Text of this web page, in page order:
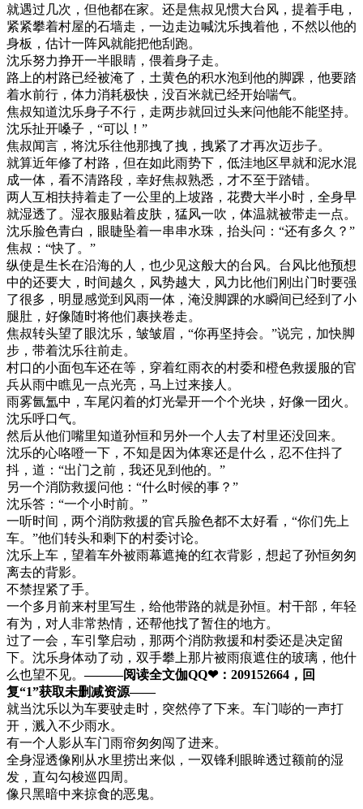
就遇过几次，但他都在家。还是焦叔见惯大台风，提着手电，
紧紧攀着村屋的石墙走，一边走边喊沈乐拽着他，不然以他的
身板，估计一阵风就能把他刮跑。
沈乐努力挣开一半眼睛，偎着身子走。
路上的村路已经被淹了，土黄色的积水泡到他的脚踝，他要踏
着水前行，体力消耗极快，没百米就已经开始喘气。
焦叔知道沈乐身子不行，走两步就回过头来问他能不能坚持。
沈乐扯开嗓子，“可以！”
焦叔闻言，将沈乐往他那拽了拽，拽紧了才再次迈步子。
就算近年修了村路，但在如此雨势下，低洼地区早就和泥水混
成一体，看不清路段，幸好焦叔熟悉，才不至于踏错。
两人互相扶持着走了一公里的上坡路，花费大半小时，全身早
就湿透了。湿衣服贴着皮肤，猛风一吹，体温就被带走一点。
沈乐脸色青白，眼睫坠着一串串水珠，抬头问：“还有多久？”
焦叔：“快了。”
纵使是生长在沿海的人，也少见这般大的台风。台风比他预想
中的还要大，时间越久，风势越大，风力比他们刚出门时要强
了很多，明显感觉到风雨一体，淹没脚踝的水瞬间已经到了小
腿肚，好像随时将他们裹挟卷走。
焦叔转头望了眼沈乐，皱皱眉，“你再坚持会。”说完，加快脚
步，带着沈乐往前走。
村口的小面包车还在等，穿着红雨衣的村委和橙色救援服的官
兵从雨中瞧见一点光亮，马上过来接人。
雨雾氤氲中，车尾闪着的灯光晕开一个个光块，好像一团火。
沈乐呼口气。
然后从他们嘴里知道孙恒和另外一个人去了村里还没回来。
沈乐的心咯噔一下，不知是因为体寒还是什么，忍不住抖了
抖，道：“出门之前，我还见到他的。”
另一个消防救援问他：“什么时候的事？”
沈乐答：“一个小时前。”
一听时间，两个消防救援的官兵脸色都不太好看，“你们先上
车。”他们转头和剩下的村委讨论。
沈乐上车，望着车外被雨幕遮掩的红衣背影，想起了孙恒匆匆
离去的背影。
不禁捏紧了手。
一个多月前来村里写生，给他带路的就是孙恒。村干部，年轻
有为，对人非常热情，还帮他找了暂住的地方。
过了一会，车引擎启动，那两个消防救援和村委还是决定留
下。沈乐身体动了动，双手攀上那片被雨痕遮住的玻璃，他什
么也望不见。———阅读全文伽QQ❤：209152664，回
复“1”获取未删减资源—​​​​—
就当沈乐以为车要驶走时，突然停了下来。车门嘭的一声打
开，溅入不少雨水。
有一个人影从车门雨帘匆匆闯了进来。
全身湿透像刚从水里捞出来似，一双锋利眼眸透过额前的湿
发，直勾勾梭巡四周。
像只黑暗中来掠食的恶鬼。